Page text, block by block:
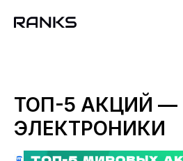
ТОП-5 АКЦИЙ
ЭЛЕКТРОНИКИ